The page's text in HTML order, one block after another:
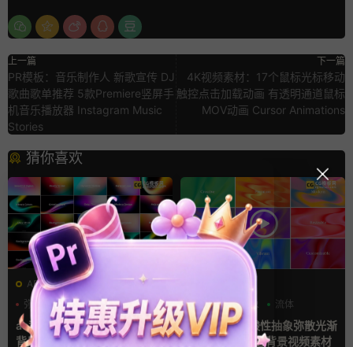
上一篇
PR模板：音乐制作人 新歌宣传 DJ
歌曲歌单推荐 5款Premiere竖屏手
机音乐播放器 Instagram Music
Stories
下一篇
4K视频素材：17个鼠标光标移动
触控点击加载动画 有透明通道鼠标
MOV动画 Cursor Animations
猜你喜欢
AE模板
弥散风
抽象 流体
ae背景模板 4K渐变色彩动态
背景循环动画AE模板
弥散风
抽象 流体
AE+PR模板 酸性抽象弥散光渐
变动画流体动态背景视频素材